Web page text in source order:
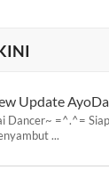
Update
Dancer~ =^.^=
...